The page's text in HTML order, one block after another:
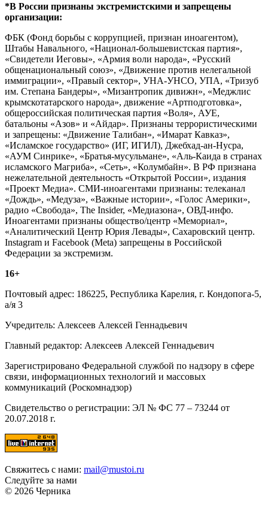
*В России признаны экстремистскими и запрещены
организации:
ФБК (Фонд борьбы с коррупцией, признан иноагентом),
Штабы Навального, «Национал-большевистская партия»,
«Свидетели Иеговы», «Армия воли народа», «Русский
общенациональный союз», «Движение против нелегальной
иммиграции», «Правый сектор», УНА-УНСО, УПА, «Тризуб
им. Степана Бандеры», «Мизантропик дивижн», «Меджлис
крымскотатарского народа», движение «Артподготовка»,
общероссийская политическая партия «Воля», АУЕ,
батальоны «Азов» и «Айдар». Признаны террористическими
и запрещены: «Движение Талибан», «Имарат Кавказ»,
«Исламское государство» (ИГ, ИГИЛ), Джебхад-ан-Нусра,
«АУМ Синрике», «Братья-мусульмане», «Аль-Каида в странах
исламского Магриба», «Сеть», «Колумбайн». В РФ признана
нежелательной деятельность «Открытой России», издания
«Проект Медиа». СМИ-иноагентами признаны: телеканал
«Дождь», «Медуза», «Важные истории», «Голос Америки»,
радио «Свобода», The Insider, «Медиазона», ОВД-инфо.
Иноагентами признаны общество/центр «Мемориал»,
«Аналитический Центр Юрия Левады», Сахаровский центр.
Instagram и Facebook (Metа) запрещены в Российской
Федерации за экстремизм.
16+
Почтовый адрес: 186225, Республика Карелия, г. Кондопога-5,
а/я 3
Учредитель: Алексеев Алексей Геннадьевич
Главный редактор: Алексеев Алексей Геннадьевич
Зарегистрировано Федеральной службой по надзору в сфере
связи, информационных технологий и массовых
коммуникаций (Роскомнадзор)
Свидетельство о регистрации: ЭЛ № ФС 77 – 73244 от
20.07.2018 г.
Свяжитесь с нами: mail@mustoi.ru
Следуйте за нами
© 2026 Черника